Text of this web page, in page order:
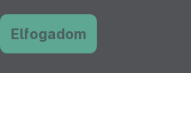
Elfogadom